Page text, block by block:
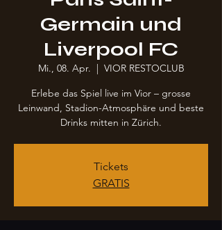
Germain und
Liverpool FC
Mi., 08. Apr.
  |
VIOR RESTOCLUB
Erlebe das Spiel live im Vior – grosse
Leinwand, Stadion-Atmosphäre und beste
Drinks mitten in Zürich.
Tickets
GRATIS